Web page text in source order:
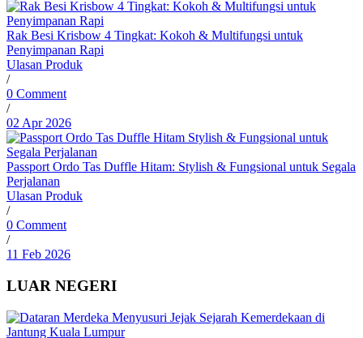
Rak Besi Krisbow 4 Tingkat: Kokoh & Multifungsi untuk
Penyimpanan Rapi
Ulasan Produk
/
0 Comment
/
02 Apr 2026
Passport Ordo Tas Duffle Hitam: Stylish & Fungsional untuk Segala
Perjalanan
Ulasan Produk
/
0 Comment
/
11 Feb 2026
LUAR NEGERI